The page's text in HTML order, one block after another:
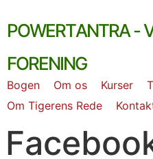
to
content
PowerTantra -
forening
Bogen Om os Kurser
Om Tigerens Rede